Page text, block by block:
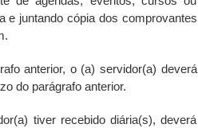
e juntando cópia dos comprovantes
anterior, o (a) servidor(a) deverá
do parágrafo anterior.
tiver recebido diária(s), deverá